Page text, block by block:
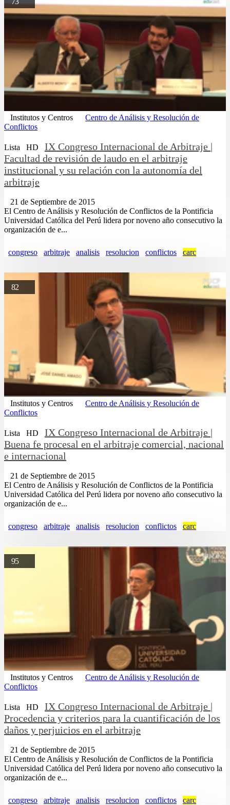
Institutos y Centros
Centro de Análisis y Resolución de
Conflictos
Lista HD
IX Congreso Internacional de Arbitraje |
Facultad de revisión de laudo en el arbitraje
institucional y su relación con la autonomía del
arbitraje
21 de Septiembre de 2015
El Centro de Análisis y Resolución de Conflictos de la Pontificia
Universidad Católica del Perú lidera por noveno año consecutivo la
organización de e...
congreso arbitraje analisis resolucion conflictos carc
82
Institutos y Centros
Centro de Análisis y Resolución de
Conflictos
Lista HD
IX Congreso Internacional de Arbitraje |
Buena fe procesal en el arbitraje comercial, nacional
e internacional
21 de Septiembre de 2015
El Centro de Análisis y Resolución de Conflictos de la Pontificia
Universidad Católica del Perú lidera por noveno año consecutivo la
organización de e...
congreso arbitraje analisis resolucion conflictos carc
95
Institutos y Centros
Centro de Análisis y Resolución de
Conflictos
Lista HD
IX Congreso Internacional de Arbitraje |
Procedencia y criterios para la cuantificación de los
daños y perjuicios en el arbitraje
21 de Septiembre de 2015
El Centro de Análisis y Resolución de Conflictos de la Pontificia
Universidad Católica del Perú lidera por noveno año consecutivo la
organización de e...
congreso arbitraje analisis resolucion conflictos carc